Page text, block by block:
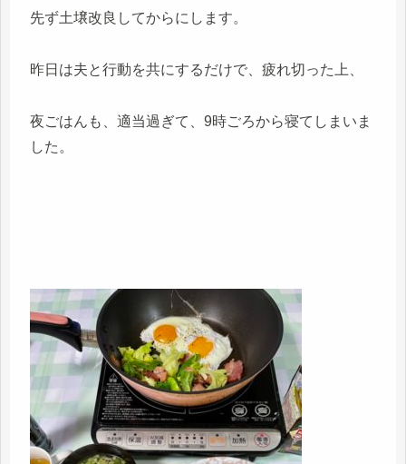
先ず土壌改良してからにします。
昨日は夫と行動を共にするだけで、疲れ切った上、
夜ごはんも、適当過ぎて、9時ごろから寝てしまいま
した。